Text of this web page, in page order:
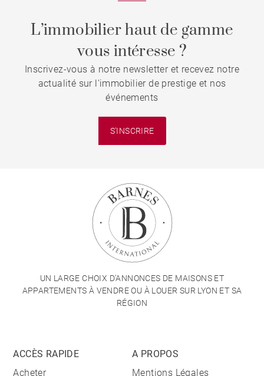
L’immobilier haut de gamme
vous intéresse ?
Inscrivez-vous à notre newsletter et recevez notre
actualité sur l'immobilier de prestige et nos
événements
S'INSCRIRE
UN LARGE CHOIX D'ANNONCES DE MAISONS ET
APPARTEMENTS À VENDRE OU À LOUER SUR LYON ET SA
RÉGION
ACCÈS RAPIDE
Acheter
A PROPOS
Mentions Légales